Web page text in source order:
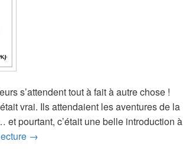
s’attendent tout à fait à autre chose !
vrai. Ils attendaient les aventures de la
pourtant, c’était une belle introduction à
Les fabuleuses aventures d’Aurore
→